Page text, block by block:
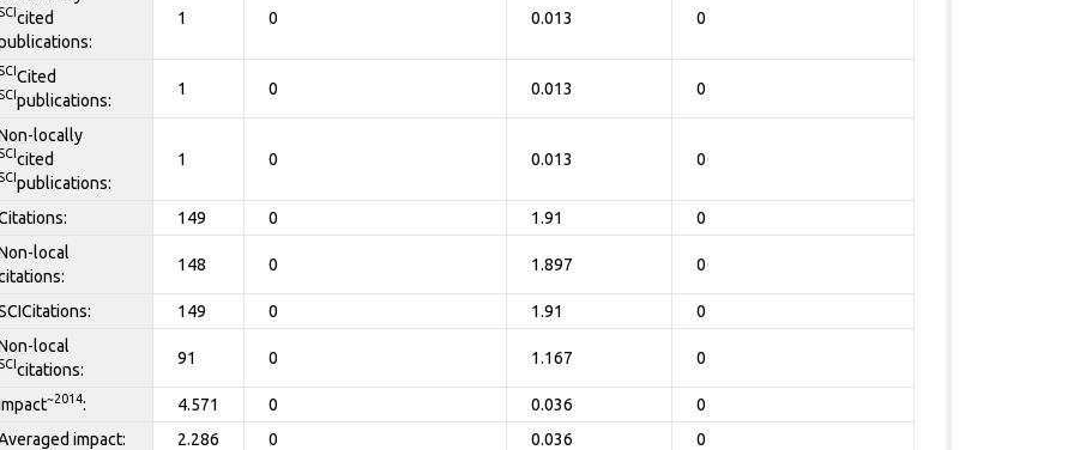
cited
1 0 0.013 0
Cited
publications:
1 0 0.013 0
locally
cited
publications:
1 0 0.013 0
149 0 1.91
0
local
148 0 1.897 0
149 0 1.91
0
local
citations:
91 0 1.167 0
~2014: 4.571 0 0.036
0
impact:
2.286 0 0.036 0